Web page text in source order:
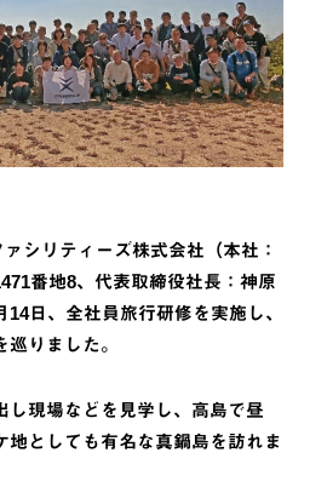
シリティーズ株式会社（本社：
番地8、代表取締役社長：神原
日、全社員旅行研修を実施し、
りました。
し現場などを見学し、高島で昼
地としても有名な真鍋島を訪れま